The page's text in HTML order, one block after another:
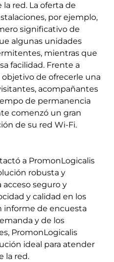
red. La oferta de
por ejemplo,
significativo de
algunas unidades
mientras que
facilidad. Frente a
de ofrecerle una
acompañantes
de permanencia
comenzó un gran
de su red Wi-Fi.
a PromonLogicalis
robusta y
seguro y
y calidad en los
informe de encuesta
y de los
PromonLogicalis
ideal para atender
la red.